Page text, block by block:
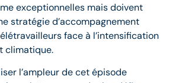
exceptionnelles mais doivent
stratégie d’accompagnement
face à l’intensification
climatique.
l’ampleur de cet épisode